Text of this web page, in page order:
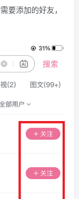
要添加的好友，